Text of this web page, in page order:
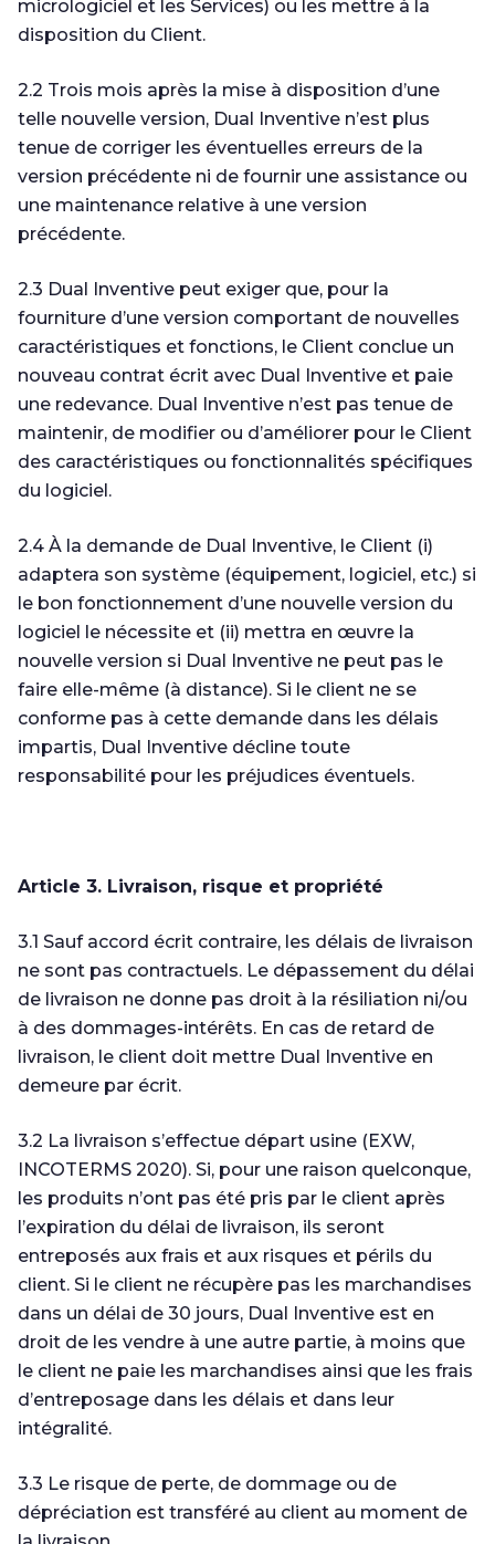
micrologiciel et les Services) ou les mettre à la
disposition du Client.
2.2 Trois mois après la mise à disposition d’une
telle nouvelle version, Dual Inventive n’est plus
tenue de corriger les éventuelles erreurs de la
version précédente ni de fournir une assistance ou
une maintenance relative à une version
précédente.
2.3 Dual Inventive peut exiger que, pour la
fourniture d’une version comportant de nouvelles
caractéristiques et fonctions, le Client conclue un
nouveau contrat écrit avec Dual Inventive et paie
une redevance. Dual Inventive n’est pas tenue de
maintenir, de modifier ou d’améliorer pour le Client
des caractéristiques ou fonctionnalités spécifiques
du logiciel.
2.4 À la demande de Dual Inventive, le Client (i)
adaptera son système (équipement, logiciel, etc.) si
le bon fonctionnement d’une nouvelle version du
logiciel le nécessite et (ii) mettra en œuvre la
nouvelle version si Dual Inventive ne peut pas le
faire elle-même (à distance). Si le client ne se
conforme pas à cette demande dans les délais
impartis, Dual Inventive décline toute
responsabilité pour les préjudices éventuels.
Article 3. Livraison, risque et propriété
3.1 Sauf accord écrit contraire, les délais de livraison
ne sont pas contractuels. Le dépassement du délai
de livraison ne donne pas droit à la résiliation ni/ou
à des dommages-intérêts. En cas de retard de
livraison, le client doit mettre Dual Inventive en
demeure par écrit.
3.2 La livraison s’effectue départ usine (EXW,
INCOTERMS 2020). Si, pour une raison quelconque,
les produits n’ont pas été pris par le client après
l’expiration du délai de livraison, ils seront
entreposés aux frais et aux risques et périls du
client. Si le client ne récupère pas les marchandises
dans un délai de 30 jours, Dual Inventive est en
droit de les vendre à une autre partie, à moins que
le client ne paie les marchandises ainsi que les frais
d’entreposage dans les délais et dans leur
intégralité.
3.3 Le risque de perte, de dommage ou de
dépréciation est transféré au client au moment de